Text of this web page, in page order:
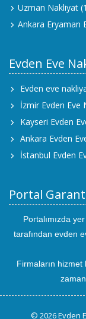
Uzman Nakliyat
Ankara Eryaman
Evden Eve
Evden eve
İzmir Evden Eve
Kayseri Evden
Ankara Evden
İstanbul Evden
Portal
Portalımızda
tarafından evden
Firmaların
© 2026 Evden